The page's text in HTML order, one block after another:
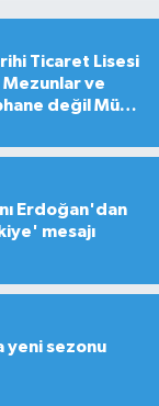
Ticaret Lisesi
Mezunlar ve
değil Müze
Erdoğan'dan
mesajı
yeni sezonu